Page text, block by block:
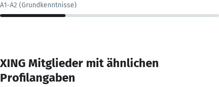
A1-A2 (Grundkenntnisse)
XING Mitglieder mit ähnlichen
Profilangaben